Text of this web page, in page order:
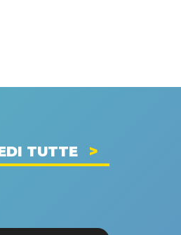
TUTTE